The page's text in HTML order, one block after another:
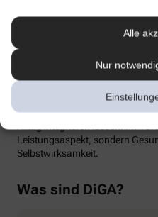
Alle
Nur
Trainings-Apps gibt es viele.
zertifizierten Präventionskurses
Bewegungsscan. Mit Hilfe von
der Körper und die
personalisierten Trainingsplan
Ausdauer oder Mobilität –, die
Leistungsaspekt, sondern
Selbstwirksamkeit.
Was sind DiGA?